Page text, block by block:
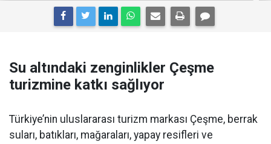
Su altındaki zenginlikler Çeşme
turizmine katkı sağlıyor
Türkiye’nin uluslararası turizm markası Çeşme, berrak
suları, batıkları, mağaraları, yapay resifleri ve